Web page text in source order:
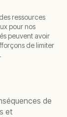
ressources
pour nos
peuvent avoir
de limiter
de
et